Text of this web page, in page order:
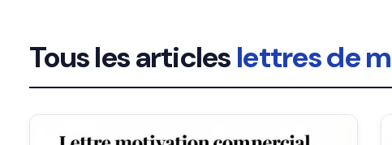
Tous les articleslettres de